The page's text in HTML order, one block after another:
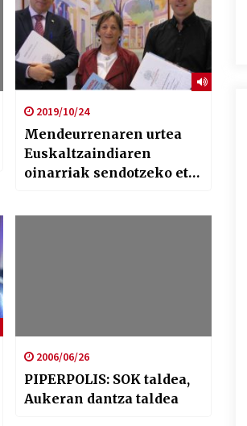
2019/10/24
Mendeurrenaren urtea
Euskaltzaindiaren
oinarriak sendotzeko eta
erantzuteko ekitaldi
2006/06/26
PIPERPOLIS: SOK taldea,
Aukeran dantza taldea